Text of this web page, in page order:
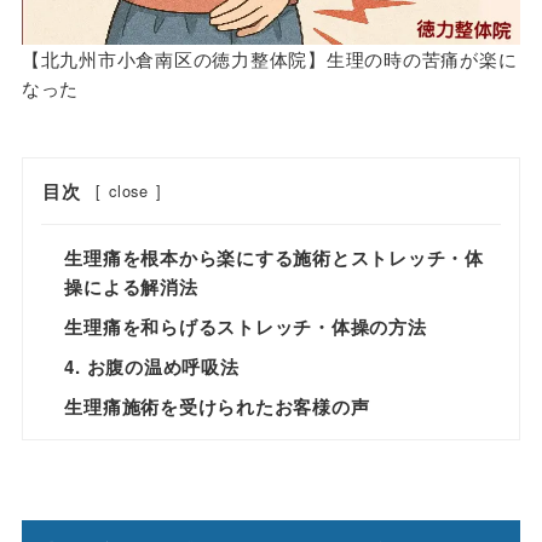
【北九州市小倉南区の徳力整体院】生理の時の苦痛が楽に
なった
目次 [ close ]
生理痛を根本から楽にする施術とストレッチ・体
操による解消法
生理痛を和らげるストレッチ・体操の方法
4. お腹の温め呼吸法
生理痛施術を受けられたお客様の声